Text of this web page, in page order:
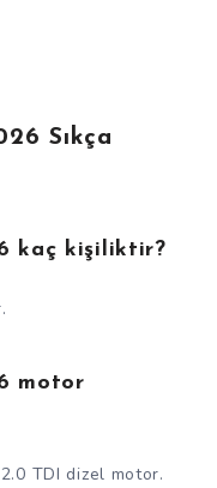
Sıkça
kaç kişiliktir?
motor
TDI dizel motor.